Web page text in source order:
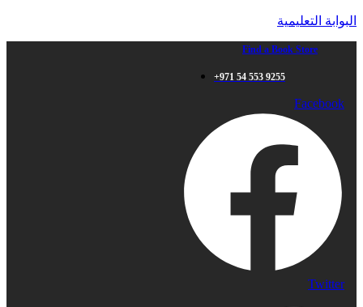
البوابة التعليمية
Find a Book Store
+971 54 553 9255
Facebook
Twitter